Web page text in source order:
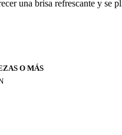
una brisa refrescante y
O MÁS